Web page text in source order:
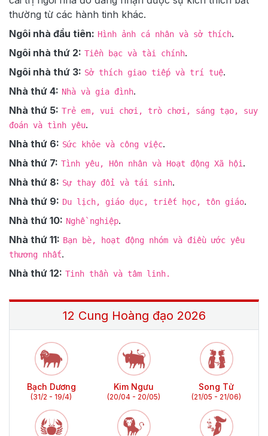
thường từ các hành tinh khác.
Ngôi nhà đầu tiên: Hình ảnh cá nhân và sở thích.
Ngôi nhà thứ 2: Tiền bạc và tài chính.
Ngôi nhà thứ 3: Sở thích giao tiếp và trí tuệ.
Nhà thứ 4: Nhà và gia đình.
Nhà thứ 5: Trẻ em, vui chơi, trò chơi, sáng tạo, suy
đoán và tình yêu.
Nhà thứ 6: Sức khỏe và công việc.
Nhà thứ 7: Tình yêu, Hôn nhân và Hoạt động Xã hội .
Nhà thứ 8: Sự thay đổi và tái sinh.
Nhà thứ 9: Du lịch, giáo dục, triết học, tôn giáo.
Nhà thứ 10: Nghề nghiệp.
Nhà thứ 11: Bạn bè, hoạt động nhóm và điều ước yêu
thương nhất.
Nhà thứ 12: Tinh thần và tâm linh.
12 Cung Hoàng đạo 2026
Bạch Dương
(31/2 - 19/4)
Kim Ngưu
(20/04 - 20/05)
Song Tử
(21/05 - 21/06)